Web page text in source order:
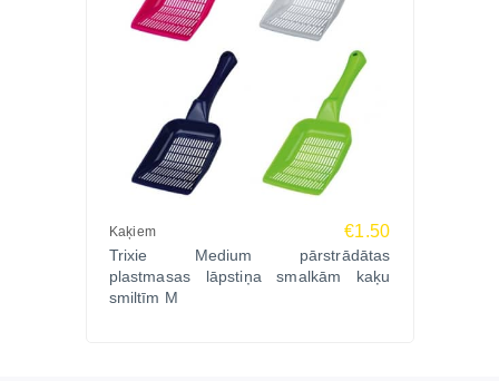
Kaķiem €1.50
Trixie Medium pārstrādātas
plastmasas lāpstiņa smalkām kaķu
smiltīm M